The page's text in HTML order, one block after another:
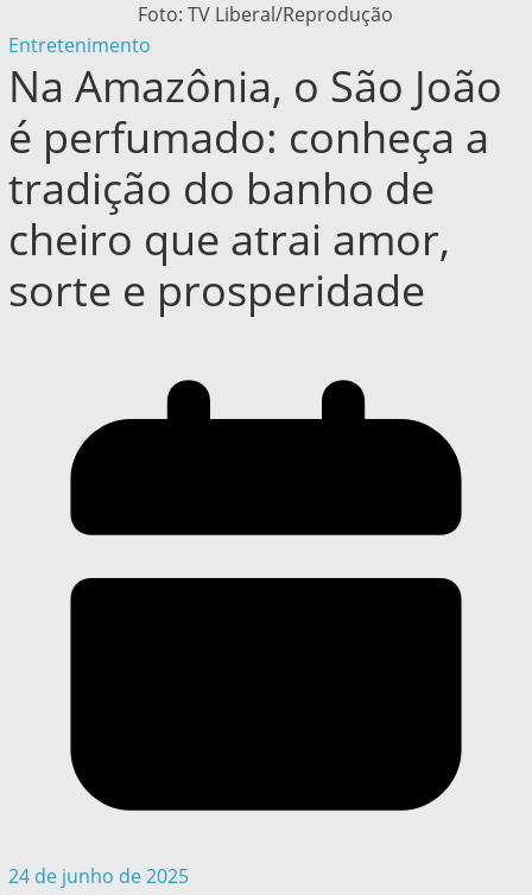
Foto: TV Liberal/Reprodução
Entretenimento
Na Amazônia, o São João
é perfumado: conheça a
tradição do banho de
cheiro que atrai amor,
sorte e prosperidade
24 de junho de 2025